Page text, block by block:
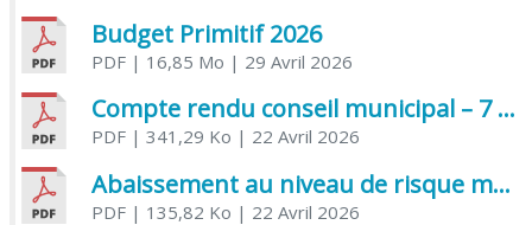
Budget Primitif 2026
PDF| 16,85 Mo | 29 Avril 2026
Compte rendu conseil municipal – 7 avril 2026
PDF| 341,29 Ko | 22 Avril 2026
Abaissement au niveau de risque modéré de l’Influenza aviaire
PDF| 135,82 Ko | 22 Avril 2026